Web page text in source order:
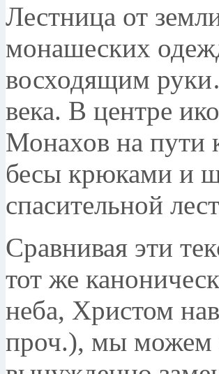
Лестница от
монашеских
восходящим
века. В центре
Монахов на пути
бесы крюками и
спасительной
Сравнивая эти
тот же
неба, Христом
проч.), мы можем